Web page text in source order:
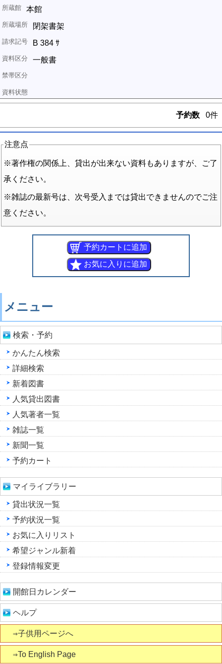
本館
閉架書架
B 384 ｻ
一般書
予約数 0件
注意点
※著作権の関係上、貸出が出来ない資料もありますが、ご了
承ください。
※雑誌の最新号は、次号受入までは貸出できませんのでご注
意ください。
メニュー
検索・予約
かんたん検索
詳細検索
新着図書
人気貸出図書
人気著者一覧
雑誌一覧
新聞一覧
予約カート
マイライブラリー
貸出状況一覧
予約状況一覧
お気に入りリスト
希望ジャンル新着
登録情報変更
開館日カレンダー
ヘルプ
⇒子供用ページへ
⇒To English Page